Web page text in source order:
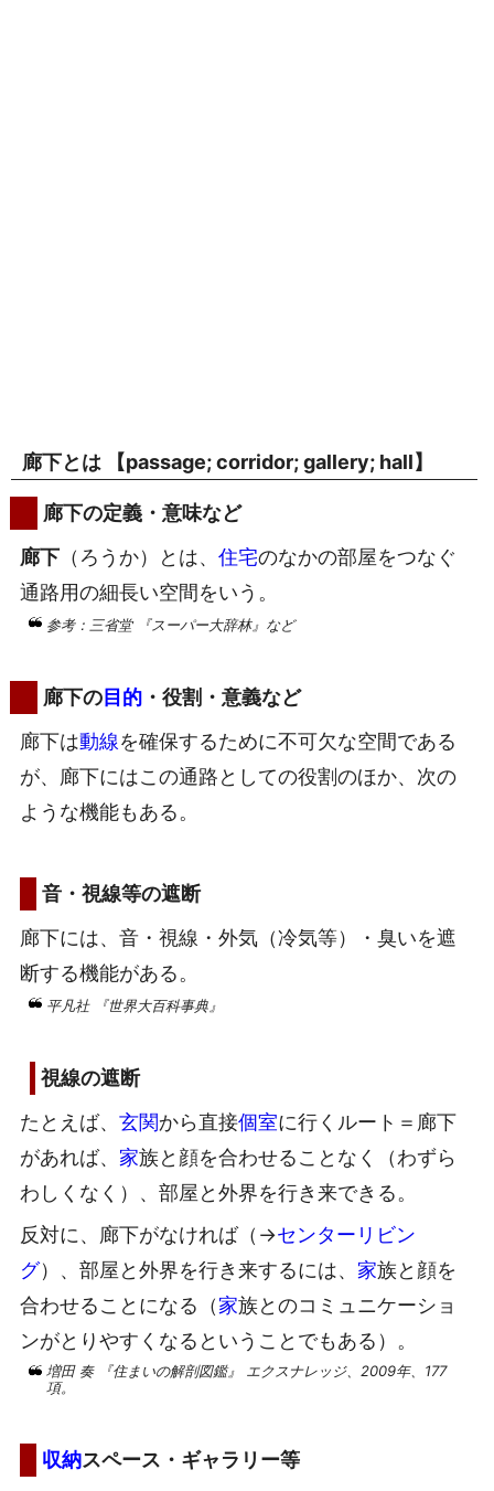
廊下とは 【passage;corridor;gallery; hall】
廊下の定義・意味など
廊下 （ろうか）とは、 住宅のなかの部屋をつなぐ
通路用の細長い空間をいう。
参考：三省堂 『スーパー大辞林』など
廊下の目的 ・役割・意義など
廊下は動線を確保するために不可欠な空間である
が、廊下にはこの通路としての役割のほか、次の
ような機能もある。
音・視線等の遮断
廊下には、音・視線・外気（冷気等）・臭いを遮
断する機能がある。
平凡社 『世界大百科事典』
視線の遮断
たとえば、 玄関から直接個室に行くルート＝廊下
があれば、 家族と顔を合わせることなく（わずら
わしくなく）、部屋と外界を行き来できる。
反対に、廊下がなければ（→センターリビン
グ）、部屋と外界を行き来するには、 家族と顔を
合わせることになる（家族とのコミュニケーショ
ンがとりやすくなるということでもある）。
増田 奏 『住まいの解剖図鑑』 エクスナレッジ、2009年、177
項。
収納スペース・ギャラリー等